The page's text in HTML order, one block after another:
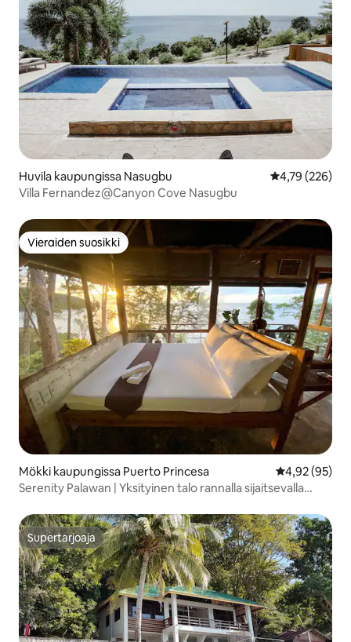
Huvila kaupungissa Nasugbu
4,79 (226)
Villa Fernandez@Canyon Cove Nasugbu
Vieraiden suosikki
Vieraiden suosikki
Mökki kaupungissa Puerto Princesa
4,92 (95)
Serenity Palawan | Yksityinen talo rannalla sijaitsevalla
Supertarjoaja
Supertarjoaja